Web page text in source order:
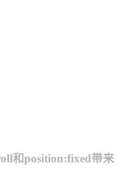
和position:fixed带来